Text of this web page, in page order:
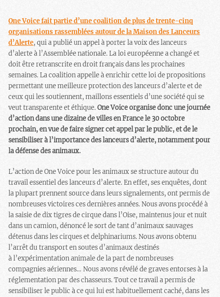
One Voice fait partie d’une coalition de plus de trente-cinq
organisations rassemblées autour de la Maison des Lanceurs
d’Alerte, qui a publié un appel à porter la voix des lanceurs
d’alerte à l’Assemblée nationale. La loi européenne a changé et
doit être retranscrite en droit français dans les prochaines
semaines. La coalition appelle à enrichir cette loi de propositions
permettant une meilleure protection des lanceurs d’alerte et de
ceux qui les soutiennent, maillons essentiels d’une société qui se
veut transparente et éthique.One Voice organise donc une journée
d’action dans une dizaine de villes en France le 30 octobre
prochain, en vue defaire signer cet appelpar le public, et de le
sensibiliser à l’importance des lanceurs d’alerte, notamment pour
la défense des animaux.
L’action de One Voice pour les animaux se structure autour du
travail essentiel des lanceurs d’alerte. En effet, ses enquêtes, dont
la plupart prennent source dans leurs signalements, ont permis de
nombreuses victoires ces dernières années. Nous avons procédé à
la saisie de dix tigres de cirque dans l’Oise, maintenus jour et nuit
dans un camion, dénoncé le sort de tant d’animaux sauvages
détenus dans les cirques et delphinariums. Nous avons obtenu
l’arrêt du transport en soutes d’animaux destinés
à l’expérimentation animale de la part de nombreuses
compagnies aériennes… Nous avons révélé de graves entorses à la
réglementation par des chasseurs. Tout ce travail a permis de
sensibiliser le public à ce qui lui est habituellement caché, dans les